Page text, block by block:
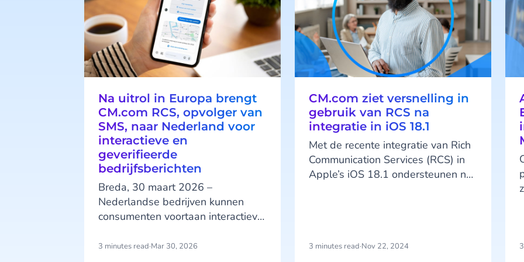
Na uitrol in Europa brengt
CM.com RCS, opvolger van
SMS, naar Nederland voor
interactieve en
geverifieerde
bedrijfsberichten
Breda, 30 maart 2026 –
Nederlandse bedrijven kunnen
consumenten voortaan interactieve
de standaard berichtenapp op hun
3 minutes read·Mar 30, 2026
CM.com ziet versnelling in
gebruik van RCS na
integratie in iOS 18.1
Met de recente integratie van Rich
Communication Services (RCS) in
Apple’s iOS 18.1 ondersteunen nu
mogelijkheden en is veiliger, wat
3 minutes read·Nov 22, 2024